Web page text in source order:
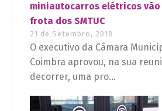
miniautocarros elétricos
frota dos SMTUC
21 de Setembro, 2018
O executivo da Câmara
Coimbra aprovou, na sua
decorrer, uma pro...